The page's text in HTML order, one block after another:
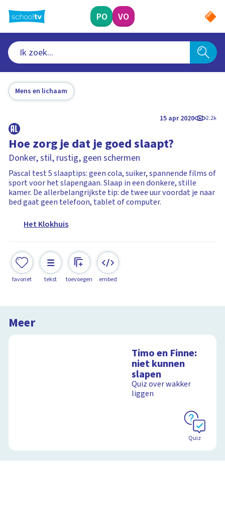
naar
hoofdinhoud
PO VO
Mens en lichaam
15 apr 2020 2.2k
Hoe zorg je dat je goed slaapt?
Donker, stil, rustig, geen schermen
Pascal test 5 slaaptips: geen cola, suiker, spannende films of
sport voor het slapengaan. Slaap in een donkere, stille
kamer. De allerbelangrijkste tip: de twee uur voordat je naar
bed gaat geen telefoon, tablet of computer.
Het Klokhuis
favoriet tekst toevoegen embed
Meer
Timo en Finne:
niet kunnen
slapen
Quiz over wakker
liggen
Quiz